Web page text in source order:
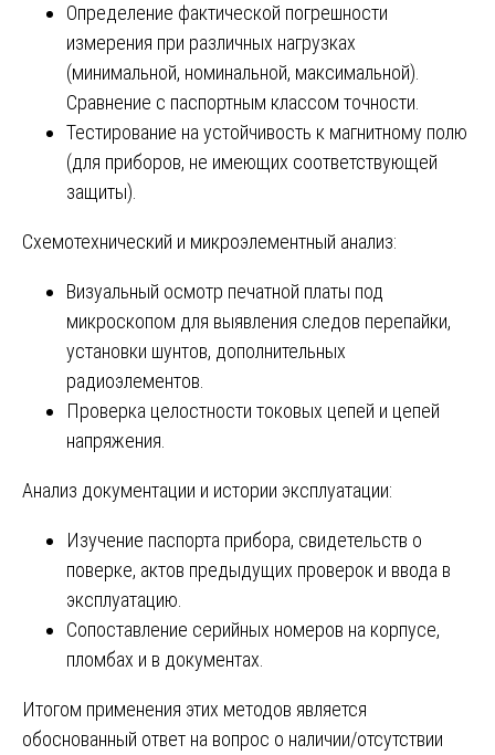
Определение фактической погрешности
измерения при различных нагрузках
(минимальной, номинальной, максимальной).
Сравнение с паспортным классом точности.
Тестирование на устойчивость к магнитному полю
(для приборов, не имеющих соответствующей
защиты).
Схемотехнический и микроэлементный анализ:
Визуальный осмотр печатной платы под
микроскопом для выявления следов перепайки,
установки шунтов, дополнительных
радиоэлементов.
Проверка целостности токовых цепей и цепей
напряжения.
Анализ документации и истории эксплуатации:
Изучение паспорта прибора, свидетельств о
поверке, актов предыдущих проверок и ввода в
эксплуатацию.
Сопоставление серийных номеров на корпусе,
пломбах и в документах.
Итогом применения этих методов является
обоснованный ответ на вопрос о наличии/отсутствии